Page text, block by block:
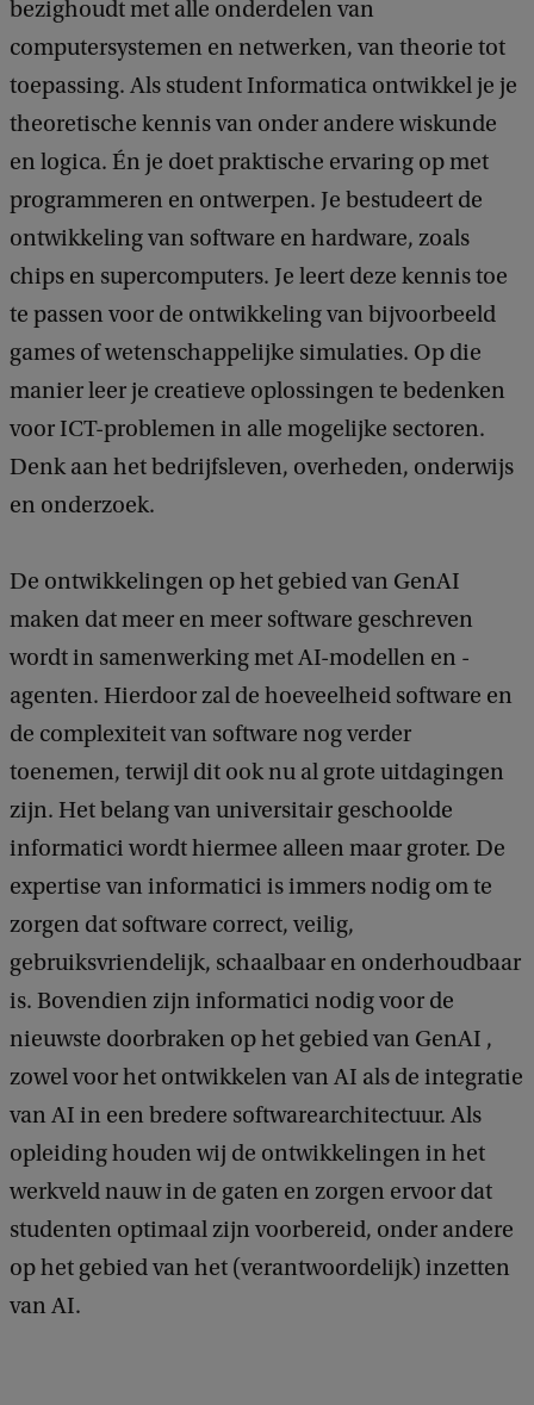
bezighoudt met alle onderdelen van
computersystemen en netwerken, van theorie tot
toepassing. Als student Informatica ontwikkel je je
theoretische kennis van onder andere wiskunde
en logica. Én je doet praktische ervaring op met
programmeren en ontwerpen. Je bestudeert de
ontwikkeling van software en hardware, zoals
chips en supercomputers. Je leert deze kennis toe
te passen voor de ontwikkeling van bijvoorbeeld
games of wetenschappelijke simulaties. Op die
manier leer je creatieve oplossingen te bedenken
voor ICT-problemen in alle mogelijke sectoren.
Denk aan het bedrijfsleven, overheden, onderwijs
en onderzoek.
De ontwikkelingen op het gebied van GenAI
maken dat meer en meer software geschreven
wordt in samenwerking met AI-modellen en -
agenten. Hierdoor zal de hoeveelheid software en
de complexiteit van software nog verder
toenemen, terwijl dit ook nu al grote uitdagingen
zijn. Het belang van universitair geschoolde
informatici wordt hiermee alleen maar groter. De
expertise van informatici is immers nodig om te
zorgen dat software correct, veilig,
gebruiksvriendelijk, schaalbaar en onderhoudbaar
is. Bovendien zijn informatici nodig voor de
nieuwste doorbraken op het gebied van GenAI ,
zowel voor het ontwikkelen van AI als de integratie
van AI in een bredere softwarearchitectuur. Als
opleiding houden wij de ontwikkelingen in het
werkveld nauw in de gaten en zorgen ervoor dat
studenten optimaal zijn voorbereid, onder andere
op het gebied van het (verantwoordelijk) inzetten
van AI.